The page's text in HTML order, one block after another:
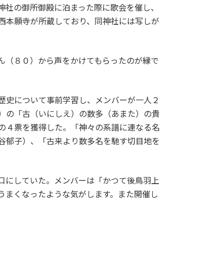
の御所御殿に泊まった際に歌会を催し、
願寺が所蔵しており、同神社には写しが
８０）から声をかけてもらったのが縁で
について事前学習し、メンバーが一人２
「古（いにしえ）の数多（あまた）の貴
４票を獲得した。「神々の系譜に連なる名
子）、「古来より数多名を馳す切目地を
していた。メンバーは「かつて後鳥羽上
くなったような気がします。また開催し